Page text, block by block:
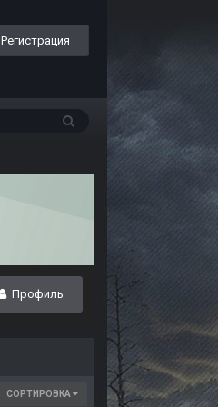
Регистрация
Профиль
СОРТИРОВКА